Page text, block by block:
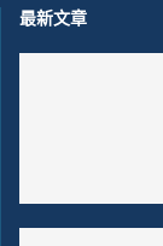
最新文章